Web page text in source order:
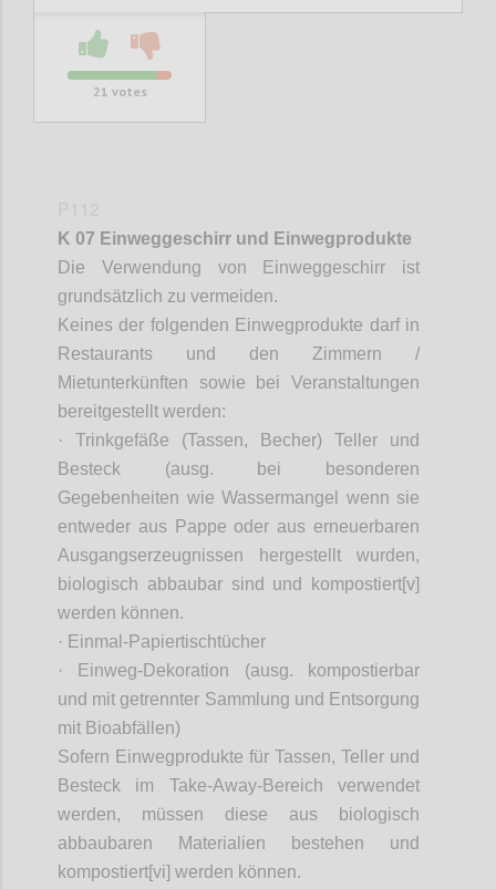
21 votes
K 07 Einweggeschirr und Einwegprodukte
Die Verwendung von Einweggeschirr ist
grundsätzlich zu vermeiden.
Keines der folgenden Einwegprodukte darf in
Restaurants und den Zimmern /
Mietunterkünften sowie bei Veranstaltungen
bereitgestellt werden:
· Trinkgefäße (Tassen, Becher) Teller und
Besteck (ausg. bei besonderen
Gegebenheiten wie Wassermangel wenn sie
entweder aus Pappe oder aus erneuerbaren
Ausgangserzeugnissen hergestellt wurden,
biologisch abbaubar sind und kompostiert[v]
werden können.
· Einmal-Papiertischtücher
· Einweg-Dekoration (ausg. kompostierbar
und mit getrennter Sammlung und Entsorgung
mit Bioabfällen)
Sofern Einwegprodukte für Tassen, Teller und
Besteck im Take-Away-Bereich verwendet
werden, müssen diese aus biologisch
abbaubaren Materialien bestehen und
kompostiert[vi] werden können.